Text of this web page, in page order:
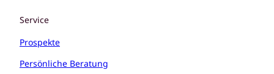
Service
Prospekte
Persönliche Beratung